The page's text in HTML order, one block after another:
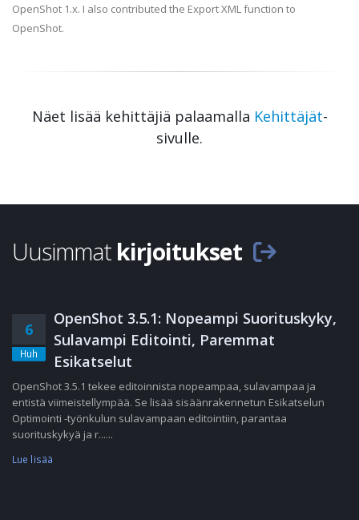
OpenShot 1.x. I also contributed the Export XML function to
OpenShot.
Näet lisää kehittäjiä palaamalla Kehittäjät-
sivulle.
Uusimmat kirjoitukset
6
Huh
OpenShot 3.5.1: Nopeampi Suorituskyky,
Sulavampi Editointi, Paremmat
Esikatselut
OpenShot 3.5.1 tekee editoinnista nopeampaa, sulavampaa ja
entistä viimeistellympää. Se lisää sisäänrakennetun Esikatselun
Optimointi -työnkulun sulavampaan editointiin, parantaa
suorituskykyä ja r......
Lue lisää